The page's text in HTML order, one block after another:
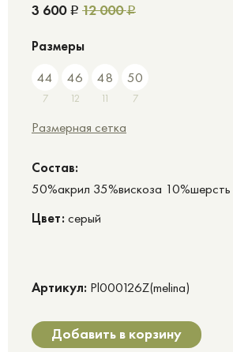
3 600 Р 12 000Р
Размеры
44
7
46
12
48
11
50
7
Размерная сетка
Cостав:
50%акрил 35%вискоза 10%шерсть
Цвет: серый
Артикул: Pl000126Z(melina)
Добавить в корзину